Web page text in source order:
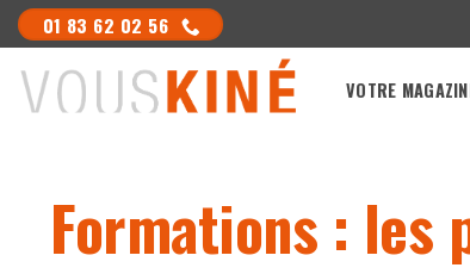
Skip
to
content
01 83 62 02 56
VOTRE
Formations : les